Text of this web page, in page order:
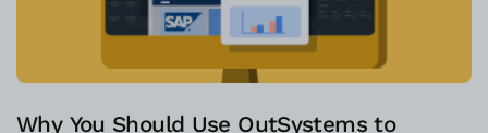
Why You Should Use OutSystems to